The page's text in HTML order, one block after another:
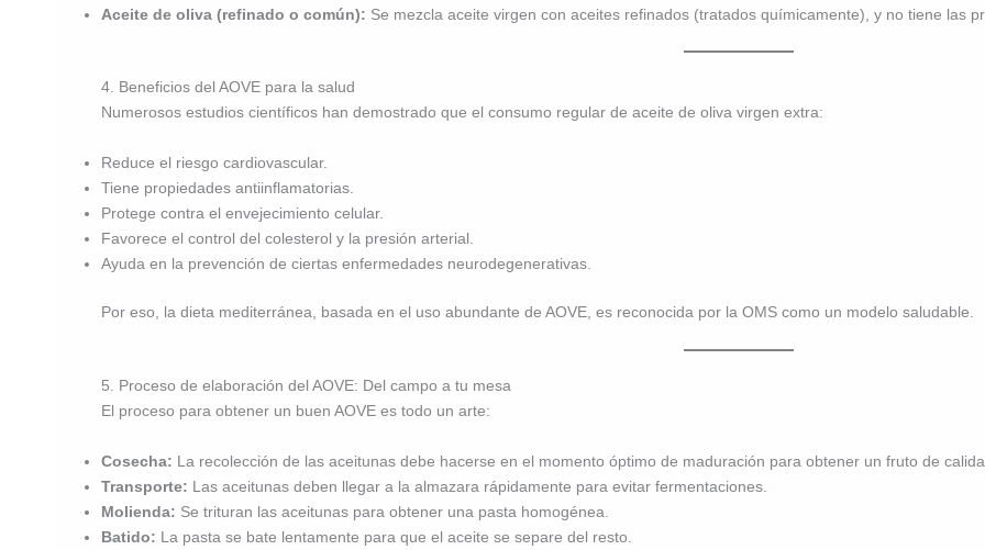
Aceite de oliva (refinado o común): Se mezcla aceite virgen con aceites refinados (tratados químicamente), y no tiene las
4. Beneficios del AOVE para la salud
Numerosos estudios científicos han demostrado que el consumo regular de aceite de oliva virgen extra:
Reduce el riesgo cardiovascular.
Tiene propiedades antiinflamatorias.
Protege contra el envejecimiento celular.
Favorece el control del colesterol y la presión arterial.
Ayuda en la prevención de ciertas enfermedades neurodegenerativas.
Por eso, la dieta mediterránea, basada en el uso abundante de AOVE, es reconocida por la OMS como un modelo saludable.
5. Proceso de elaboración del AOVE: Del campo a tu mesa
El proceso para obtener un buen AOVE es todo un arte:
Cosecha: La recolección de las aceitunas debe hacerse en el momento óptimo de maduración para obtener un fruto de
Transporte: Las aceitunas deben llegar a la almazara rápidamente para evitar fermentaciones.
Molienda: Se trituran las aceitunas para obtener una pasta homogénea.
Batido: La pasta se bate lentamente para que el aceite se separe del resto.